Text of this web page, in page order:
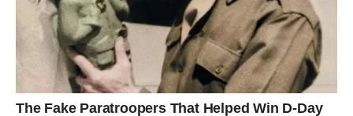
Jedna osoba vraća vam vjeru da život može biti mnogo
ljepši nego prije.
Sreća vam dolazi neočekivano
Pred vama su veoma uzbudljivi trenuci.